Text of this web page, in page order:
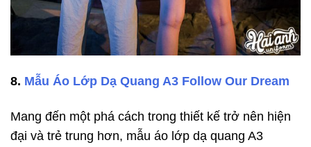
8. Mẫu Áo Lớp Dạ Quang A3 Follow Our Dream
Mang đến một phá cách trong thiết kế trở nên hiện
đại và trẻ trung hơn, mẫu áo lớp dạ quang A3